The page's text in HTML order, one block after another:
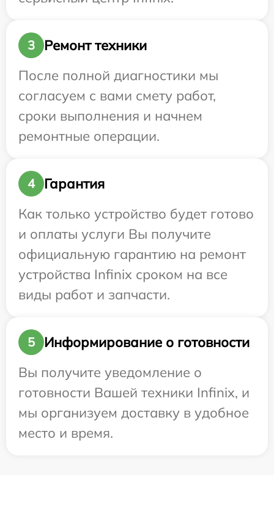
3
Ремонт техники
После полной диагностики мы
согласуем с вами смету работ,
сроки выполнения и начнем
ремонтные операции.
4
Гарантия
Как только устройство будет готово
и оплаты услуги Вы получите
официальную гарантию на ремонт
устройства Infinix сроком на все
виды работ и запчасти.
5
Информирование о готовности
Вы получите уведомление о
готовности Вашей техники Infinix, и
мы организуем доставку в удобное
место и время.